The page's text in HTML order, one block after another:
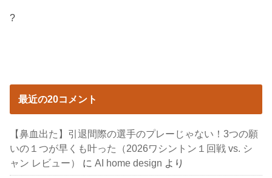
?
最近の20コメント
【鼻血出た】引退間際の選手のプレーじゃない！3つの願
いの１つが早くも叶った（2026ワシントン１回戦 vs. シ
ャン レビュー）
にAI home design より